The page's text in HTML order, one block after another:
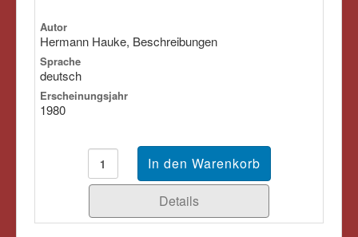
Autor
Hermann Hauke, Beschreibungen
Sprache
deutsch
Erscheinungsjahr
1980
Details